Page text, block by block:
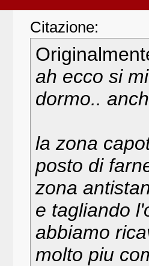
Citazione:
ah ecco si
dormo..
la zona
posto di
zona
e tagliando
abbiamo
molto piu